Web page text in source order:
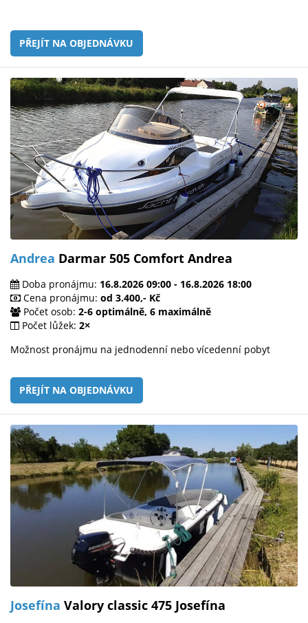
PŘEJÍT NA OBJEDNÁVKU
Andrea Darmar 505 Comfort Andrea
Doba pronájmu: 16.8.2026 09:00 - 16.8.2026 18:00
Cena pronájmu: od 3.400,- Kč
Počet osob: 2-6 optimálně, 6 maximálně
Počet lůžek: 2×
Možnost pronájmu na jednodenní nebo vícedenní pobyt
PŘEJÍT NA OBJEDNÁVKU
Josefína Valory classic 475 Josefína